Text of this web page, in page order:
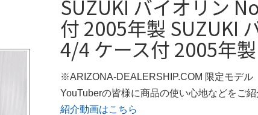
SUZUKI バイオリン
付 2005年製 SUZUKI
4/4 ケース付 2005年製
※ARIZONA-DEALERSHIP.COM 限定モデル
YouTuberの皆様に商品の使い心地などをご紹
紹介動画はこちら